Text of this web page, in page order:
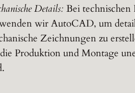
Details: Bei technischen
wir AutoCAD, um
Zeichnungen zu
Produktion und Montage